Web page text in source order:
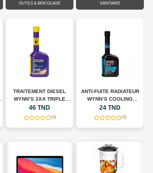
OUTILS & BRICOLAGE SANITAIRE
TRAITEMENT DIESEL
WYNN’S 3XA TRIPLE
ACTION – 325 ML
46 TND
(0)
ANTI-FUITE RADIATEUR
WYNN’S COOLING
SYSTEM STOP LEAK –
325 ML
24 TND
(0)